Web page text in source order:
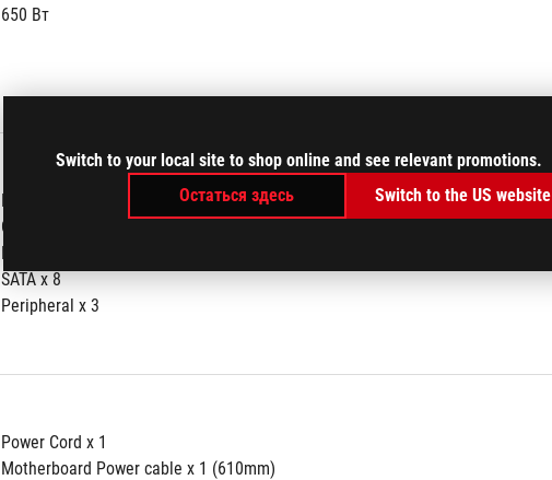
Switch to your local site to shop online and see relevant promotions.
Остаться здесь
Switch to the US website
650 Вт
MB 24/20-pin x 1
CPU 4+4-pin x 2
PCI-E 6+2-pin x 4
SATA x 8
Peripheral x 3
Power Cord x 1
Motherboard Power cable x 1 (610mm)